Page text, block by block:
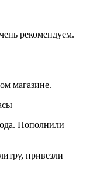
рекомендуем.
магазине.
Пополнили
привезли